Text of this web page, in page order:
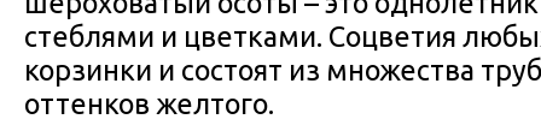
стеблями и цветками. Соцветия
корзинки и состоят из множества
оттенков желтого.